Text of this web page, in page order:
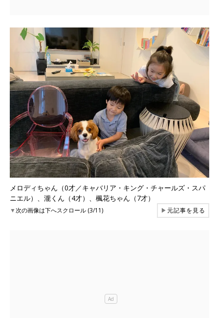
メロディちゃん（0才／キャバリア・キング・チャールズ・スパ
ニエル）、瀧くん（4才）、楓花ちゃん（7才）
▼次の画像は下へスクロール (3/11) ▶元記事を見る